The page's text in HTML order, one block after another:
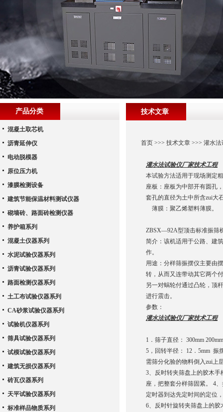
技术文章
首页>>> 技术文章>>> 灌水法
灌水法试验仪厂家技术工程
本试验方法适用于现场测定
座板：座板为中部开有圆孔
套孔的直径为土中所含zui大
薄膜：聚乙烯塑料薄膜。
ZBSX—92A型顶击标准振筛
简介：该机适用于公路、建
作。
用途：分样筛振摆仪主要由
转，从而又连带动其它两个
另一对蜗轮付通过凸轮，顶
进行震击。
参数：
灌水法试验仪厂家技术工程
1．筛子直径： 300mm
5，回转半径： 12．5mm 振
需筛分化验的物料倒入zui上
3、反时转夹筛盘上的胶木
座，把整套分样筛固紧。 4
定时器到达先定时间的定位
6、反时针旋转夹筛盘上的
产品分类
混凝土取芯机
沥青延伸仪
电动脱模器
原位压力机
漆膜检测设备
建筑节能保温材料测试仪器
砌墙砖、路面砖检测仪器
养护箱系列
混凝土仪器系列
水泥试验仪器系列
沥青试验仪器系列
路面检测仪器系列
土工布试验仪器系列
CA砂浆试验仪器系列
试验机仪器系列
筛具试验仪器系列
试模试验仪器系列
建筑无损仪器系列
砖瓦仪器系列
天平试验仪器系列
标准样品物质系列